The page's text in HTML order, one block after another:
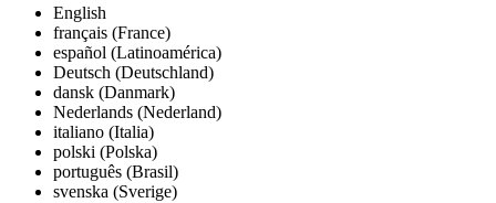
English
français (France)
español (Latinoamérica)
Deutsch (Deutschland)
dansk (Danmark)
Nederlands (Nederland)
italiano (Italia)
polski (Polska)
português (Brasil)
svenska (Sverige)